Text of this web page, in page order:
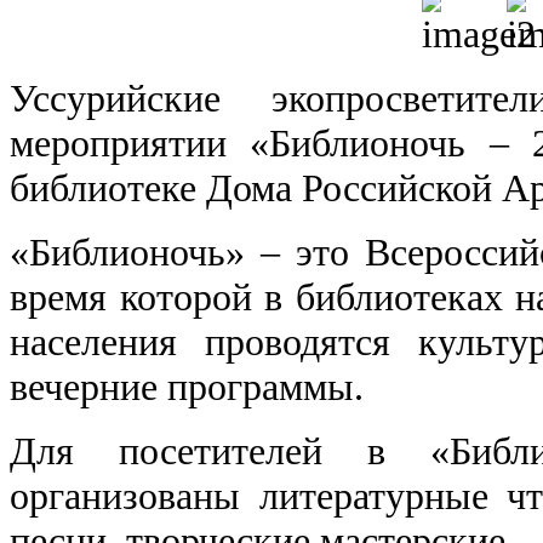
Уссурийские
мероприятии «Библионочь ‒
библиотеке Дома Российской
«Библионочь» ‒ это
время которой в библиотеках
населения проводятся
вечерние программы.
Для посетителей в
организованы литературные